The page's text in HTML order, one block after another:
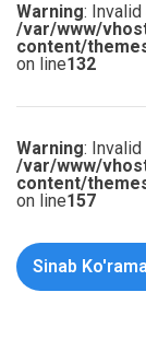
Warning:
/var/www/
content/
on line132
Warning:
/var/www/
content/
on line157
Sinab